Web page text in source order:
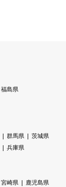
福島県
群馬県
茨城県
兵庫県
宮崎県
鹿児島県